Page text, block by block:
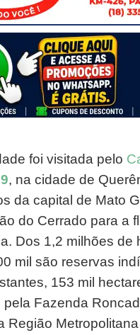
foi visitada pelo
, na cidade de
da capital de Mato
do Cerrado para a
Dos 1,2 milhões de
mil são reservas
153 mil
Fazenda
Região